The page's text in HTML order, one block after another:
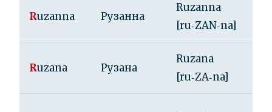
Ruzanna Рузанна
Ruzanna
[ru‑ZAN‑na]
Ruzana Рузана
Ruzana
[ru‑ZA‑na]